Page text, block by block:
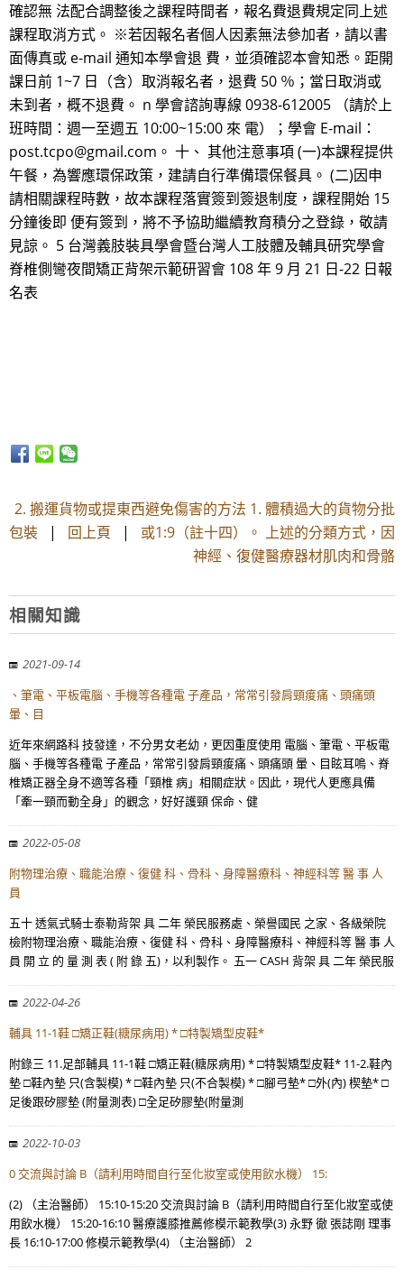
確認無 法配合調整後之課程時間者，報名費退費規定同上述
課程取消方式。 ※若因報名者個人因素無法參加者，請以書
面傳真或 e-mail 通知本學會退 費，並須確認本會知悉。距開
課日前 1~7 日（含）取消報名者，退費 50 ％；當日取消或
未到者，概不退費。 n 學會諮詢專線 0938-612005 （請於上
班時間：週一至週五 10:00~15:00 來 電）；學會 E-mail：
post.tcpo@gmail.com。 十、 其他注意事項 (一)本課程提供
午餐，為響應環保政策，建請自行準備環保餐具。 (二)因申
請相關課程時數，故本課程落實簽到簽退制度，課程開始 15
分鐘後即 便有簽到，將不予協助繼續教育積分之登錄，敬請
見諒。 5 台灣義肢裝具學會暨台灣人工肢體及輔具研究學會
脊椎側彎夜間矯正背架示範研習會 108 年 9 月 21 日-22 日報
名表
2. 搬運貨物或提東西避免傷害的方法 1. 體積過大的貨物分批
包裝 | 回上頁 | 或1:9（註十四）。 上述的分類方式，因
神經、復健醫療器材肌肉和骨骼
相關知識
2021-09-14
、筆電、平板電腦、手機等各種電 子產品，常常引發肩頸痠痛、頭痛頭
暈、目
近年來網路科 技發達，不分男女老幼，更因重度使用 電腦、筆電、平板電
腦、手機等各種電 子產品，常常引發肩頸痠痛、頭痛頭 暈、目眩耳鳴、脊
椎矯正器全身不適等各種「頸椎 病」相關症狀。因此，現代人更應具備
「牽一頸而動全身」的觀念，好好護頸 保命、健
2022-05-08
附物理治療、職能治療、復健 科、骨科、身障醫療科、神經科等 醫 事 人
員
五十 透氣式騎士泰勒背架 具 二年 榮民服務處、榮譽國民 之家、各級榮院
檢附物理治療、職能治療、復健 科、骨科、身障醫療科、神經科等 醫 事 人
員 開 立 的 量 測 表 ( 附 錄 五)，以利製作。 五一 CASH 背架 具 二年 榮民服
2022-04-26
輔具 11-1鞋 □矯正鞋(糖尿病用) * □特製矯型皮鞋*
附錄三 11.足部輔具 11-1鞋 □矯正鞋(糖尿病用) * □特製矯型皮鞋* 11-2.鞋內
墊 □鞋內墊 只(含製模) * □鞋內墊 只(不合製模) * □腳弓墊* □外(內) 楔墊* □
足後跟矽膠墊 (附量測表) □全足矽膠墊(附量測
2022-10-03
0 交流與討論 B（請利用時間自行至化妝室或使用飲水機） 15:
(2) （主治醫師） 15:10-15:20 交流與討論 B（請利用時間自行至化妝室或使
用飲水機） 15:20-16:10 醫療護膝推薦修模示範教學(3) 永野 徹 張誌剛 理事
長 16:10-17:00 修模示範教學(4) （主治醫師） 2